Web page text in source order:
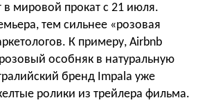
в мировой прокат с 21 июля.
тем сильнее «розовая
К примеру, Airbnb
особняк в натуральную
бренд Impala уже
ролики из трейлера фильма.